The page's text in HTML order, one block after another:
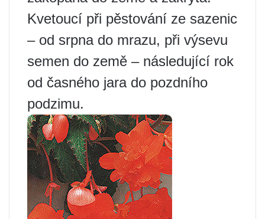
Kvetoucí při pěstování ze sazenic
– od srpna do mrazu, při výsevu
semen do země – následující rok
od časného jara do pozdního
podzimu.